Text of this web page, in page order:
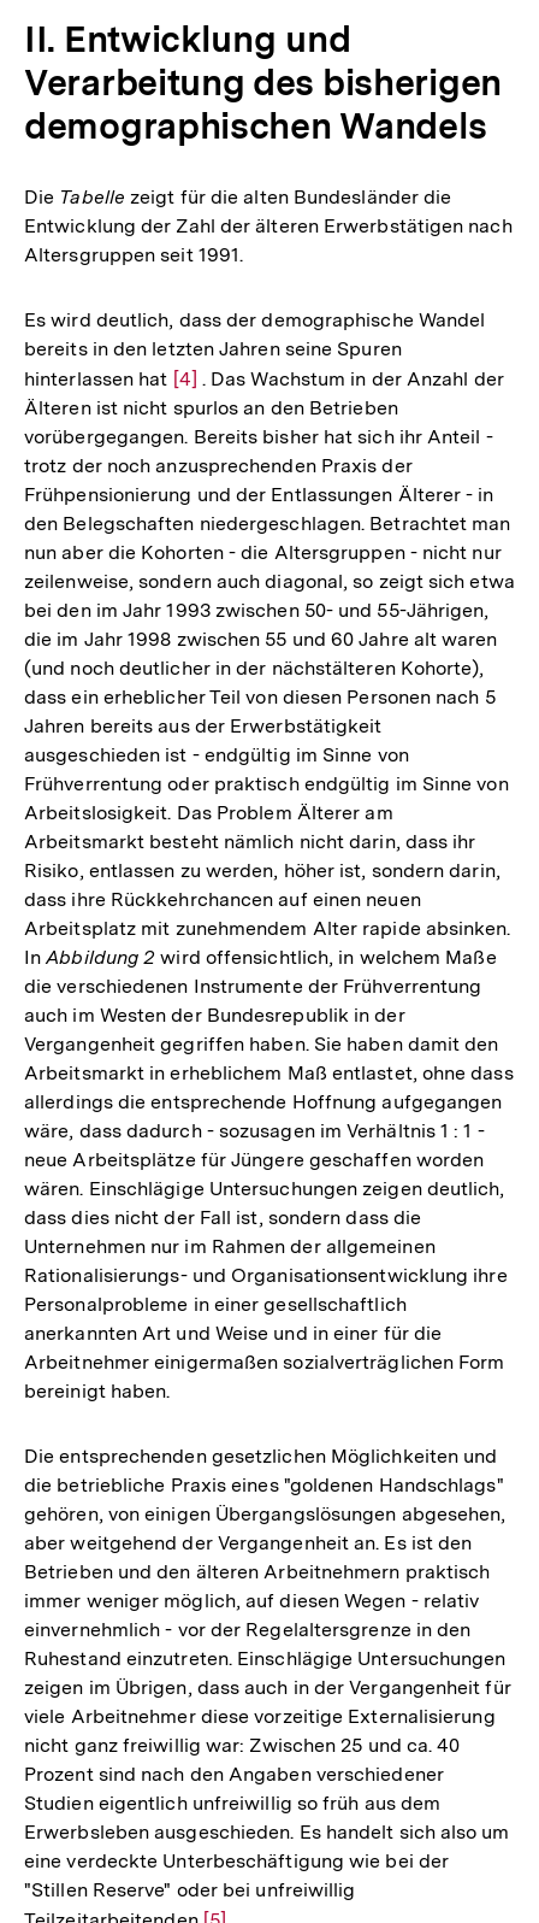
II. Entwicklung und
Verarbeitung des bisherigen
demographischen Wandels
Die Tabelle zeigt für die alten Bundesländer die
Entwicklung der Zahl der älteren Erwerbstätigen nach
Altersgruppen seit 1991.
Es wird deutlich, dass der demographische Wandel
bereits in den letzten Jahren seine Spuren
hinterlassen hat Zur
Auflösung
der
Fußnote
[4] . Das Wachstum in der Anzahl der
Älteren ist nicht spurlos an den Betrieben
vorübergegangen. Bereits bisher hat sich ihr Anteil -
trotz der noch anzusprechenden Praxis der
Frühpensionierung und der Entlassungen Älterer - in
den Belegschaften niedergeschlagen. Betrachtet man
nun aber die Kohorten - die Altersgruppen - nicht nur
zeilenweise, sondern auch diagonal, so zeigt sich etwa
bei den im Jahr 1993 zwischen 50- und 55-Jährigen,
die im Jahr 1998 zwischen 55 und 60 Jahre alt waren
(und noch deutlicher in der nächstälteren Kohorte),
dass ein erheblicher Teil von diesen Personen nach 5
Jahren bereits aus der Erwerbstätigkeit
ausgeschieden ist - endgültig im Sinne von
Frühverrentung oder praktisch endgültig im Sinne von
Arbeitslosigkeit. Das Problem Älterer am
Arbeitsmarkt besteht nämlich nicht darin, dass ihr
Risiko, entlassen zu werden, höher ist, sondern darin,
dass ihre Rückkehrchancen auf einen neuen
Arbeitsplatz mit zunehmendem Alter rapide absinken.
InAbbildung 2 wird offensichtlich, in welchem Maße
die verschiedenen Instrumente der Frühverrentung
auch im Westen der Bundesrepublik in der
Vergangenheit gegriffen haben. Sie haben damit den
Arbeitsmarkt in erheblichem Maß entlastet, ohne dass
allerdings die entsprechende Hoffnung aufgegangen
wäre, dass dadurch - sozusagen im Verhältnis 1 : 1 -
neue Arbeitsplätze für Jüngere geschaffen worden
wären. Einschlägige Untersuchungen zeigen deutlich,
dass dies nicht der Fall ist, sondern dass die
Unternehmen nur im Rahmen der allgemeinen
Rationalisierungs- und Organisationsentwicklung ihre
Personalprobleme in einer gesellschaftlich
anerkannten Art und Weise und in einer für die
Arbeitnehmer einigermaßen sozialverträglichen Form
bereinigt haben.
Die entsprechenden gesetzlichen Möglichkeiten und
die betriebliche Praxis eines "goldenen Handschlags"
gehören, von einigen Übergangslösungen abgesehen,
aber weitgehend der Vergangenheit an. Es ist den
Betrieben und den älteren Arbeitnehmern praktisch
immer weniger möglich, auf diesen Wegen - relativ
einvernehmlich - vor der Regelaltersgrenze in den
Ruhestand einzutreten. Einschlägige Untersuchungen
zeigen im Übrigen, dass auch in der Vergangenheit für
viele Arbeitnehmer diese vorzeitige Externalisierung
nicht ganz freiwillig war: Zwischen 25 und ca. 40
Prozent sind nach den Angaben verschiedener
Studien eigentlich unfreiwillig so früh aus dem
Erwerbsleben ausgeschieden. Es handelt sich also um
eine verdeckte Unterbeschäftigung wie bei der
"Stillen Reserve" oder bei unfreiwillig